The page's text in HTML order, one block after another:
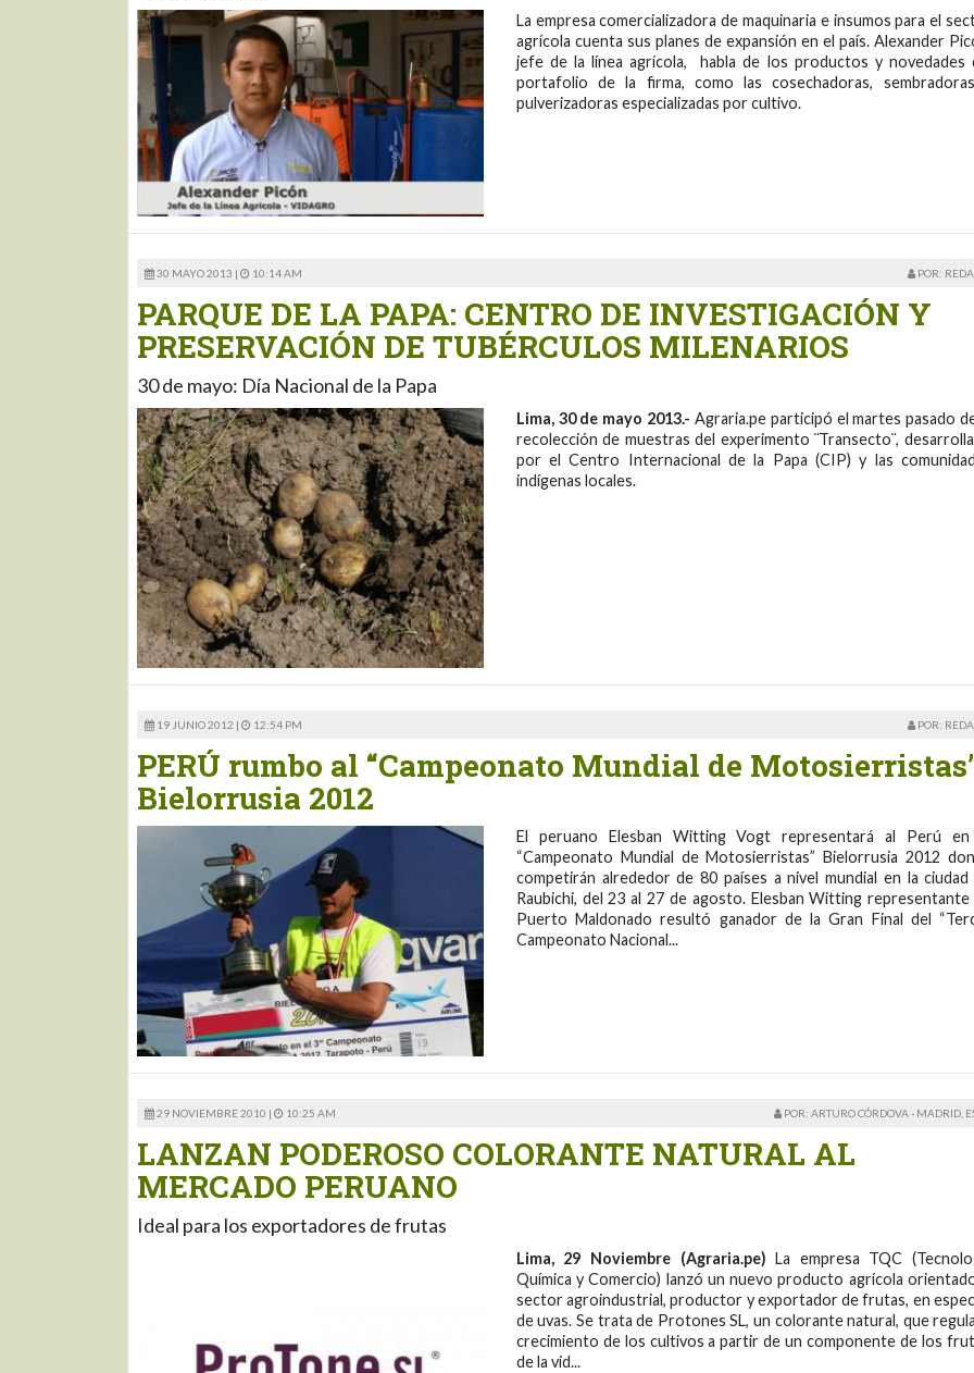
La empresa comercializadora de maquinaria e insumos para el
agrícola cuenta sus planes de expansión en el país. Alexander
jefe de la línea agrícola, habla de los productos y novedades
portafolio de la firma, como las cosechadoras,
pulverizadoras especializadas por cultivo.
30 MAYO 2013 | 10:14 AM POR:
PARQUE DE LA PAPA: CENTRO DE INVESTIGACIÓN Y
PRESERVACIÓN DE TUBÉRCULOS MILENARIOS
30 de mayo: Día Nacional de la Papa
Lima, 30 de mayo 2013.- Agraria.pe participó el martes pasado
recolección de muestras del experimento ¨Transecto¨,
por el Centro Internacional de la Papa (CIP) y las
indígenas locales.
19 JUNIO 2012 | 12:54 PM POR:
PERÚ rumbo al “Campeonato Mundial de
Bielorrusia 2012
El peruano Elesban Witting Vogt representará al Perú
“Campeonato Mundial de Motosierristas” Bielorrusia 2012
competirán alrededor de 80 países a nivel mundial en la ciudad
Raubichi, del 23 al 27 de agosto. Elesban Witting representante
Puerto Maldonado resultó ganador de la Gran Final del
Campeonato Nacional...
29 NOVIEMBRE 2010 | 10:25 AM POR: ARTURO CÓRDOVA - MADRID,
LANZAN PODEROSO COLORANTE NATURAL AL
MERCADO PERUANO
Ideal para los exportadores de frutas
Lima, 29 Noviembre (Agraria.pe) La empresa TQC
Química y Comercio) lanzó un nuevo producto agrícola
sector agroindustrial, productor y exportador de frutas, en
de uvas. Se trata de Protones SL, un colorante natural, que
crecimiento de los cultivos a partir de un componente de los
de la vid...